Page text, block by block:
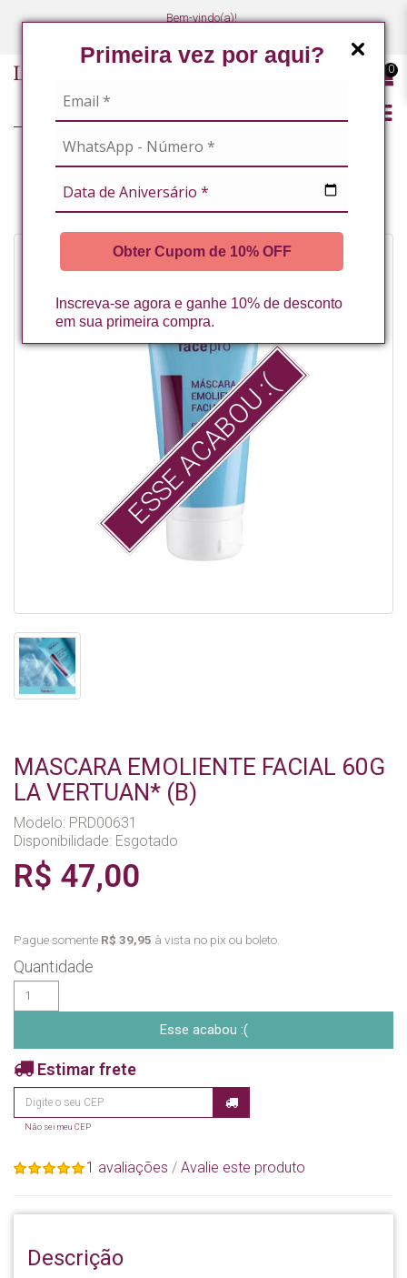
Primeira vez por aqui?
Obter Cupom de 10% OFF
Inscreva-se agora e ganhe 10% de desconto
em sua primeira compra.
Bem-vindo(a)!
0
ESSE ACABOU :(
MASCARA EMOLIENTE FACIAL 60G
LA VERTUAN* (B)
Modelo: PRD00631
Disponibilidade: Esgotado
R$ 47,00
Pague somente R$ 39,95 à vista no pix ou boleto.
Quantidade
Esse acabou :(
Estimar frete
Não sei meu CEP
1 avaliações / Avalie este produto
Descrição